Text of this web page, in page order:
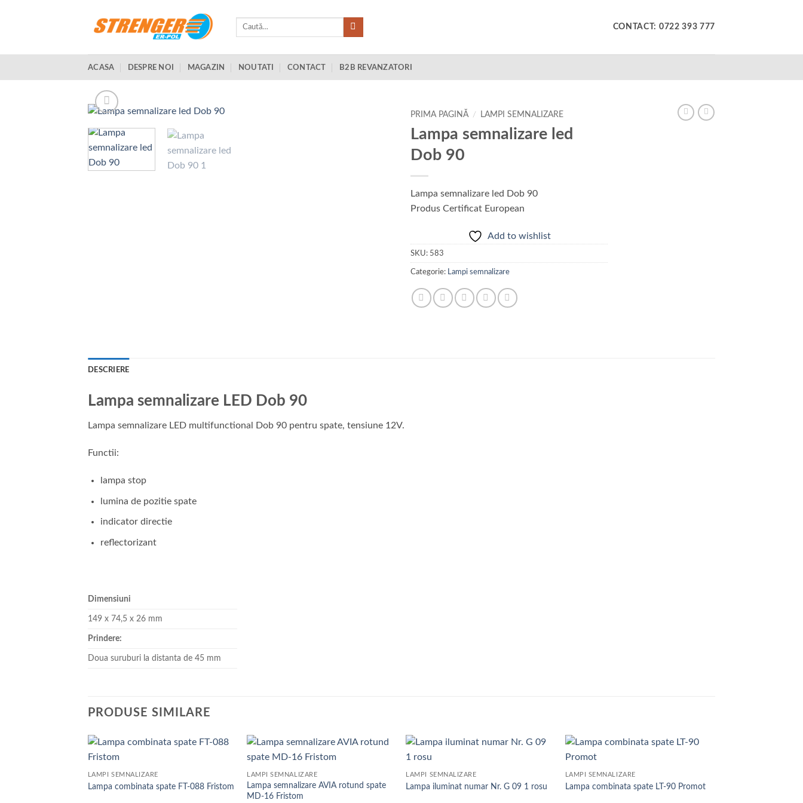
Caută
CONTACT: 0722 393 777
ACASA DESPRE NOI MAGAZIN NOUTATI CONTACT B2B REVANZATORI
PRIMA PAGINĂ / LAMPI SEMNALIZARE
Lampa semnalizare led
Dob 90
Lampa semnalizare led Dob 90
Produs Certificat European
Add to wishlist
SKU: 583
Categorie: Lampi semnalizare
DESCRIERE
Lampa semnalizare LED Dob 90
Lampa semnalizare LED multifunctional Dob 90 pentru spate, tensiune 12V.
Functii:
lampa stop
lumina de pozitie spate
indicator directie
reflectorizant
Dimensiuni
149 x 74,5 x 26 mm
Prindere:
Doua suruburi la distanta de 45 mm
PRODUSE SIMILARE
LAMPI SEMNALIZARE
Lampa combinata spate FT-088 Fristom
LAMPI SEMNALIZARE
Lampa semnalizare AVIA rotund spate
MD-16 Fristom
LAMPI SEMNALIZARE
Lampa iluminat numar Nr. G 09 1 rosu
LAMPI SEMNALIZARE
Lampa combinata spate LT-90 Promot